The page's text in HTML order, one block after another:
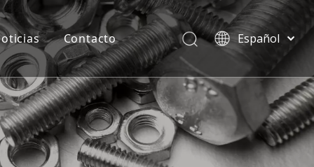
Contacto Español
हिन्दी
Italiano
Deutsch
Português
Pусский